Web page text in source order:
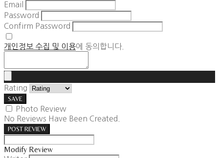
Email
Password
Confirm Password
개인정보 수집 및 이용에 동의합니다.
Rating
SAVE
Photo Review
No Reviews Have Been Created.
POST REVIEW
Modify Review